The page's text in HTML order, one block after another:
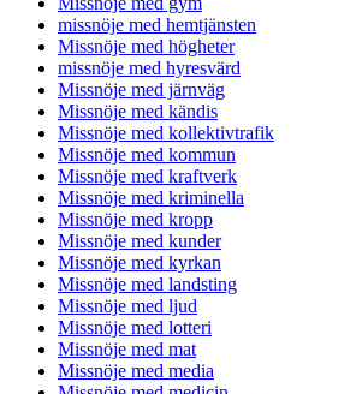
missnöje med hemtjänsten
Missnöje med högheter
missnöje med hyresvärd
Missnöje med järnväg
Missnöje med kändis
Missnöje med kollektivtrafik
Missnöje med kommun
Missnöje med kraftverk
Missnöje med kriminella
Missnöje med kropp
Missnöje med kunder
Missnöje med kyrkan
Missnöje med landsting
Missnöje med ljud
Missnöje med lotteri
Missnöje med mat
Missnöje med media